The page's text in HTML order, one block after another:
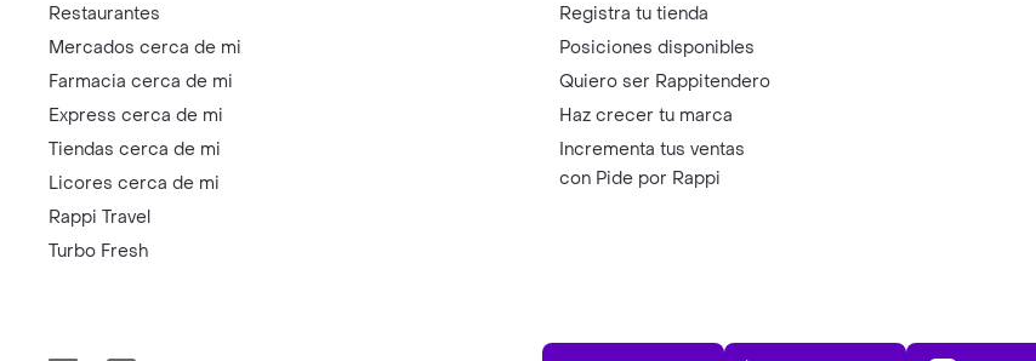
Restaurantes
Mercados cerca de mi
Farmacia cerca de mi
Express cerca de mi
Tiendas cerca de mi
Licores cerca de mi
Rappi Travel
Turbo Fresh
Registra tu tienda
Posiciones disponibles
Quiero ser Rappitendero
Haz crecer tu marca
Incrementa tus ventas
con Pide por Rappi
App Store Play Store